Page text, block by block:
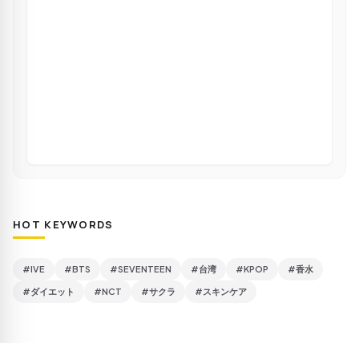
HOT KEYWORDS
#IVE #BTS #SEVENTEEN #台湾 #KPOP #香水
#ダイエット #NCT #サクラ #スキンケア